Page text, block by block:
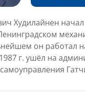
Худилайнен
он работал
г. ушёл на